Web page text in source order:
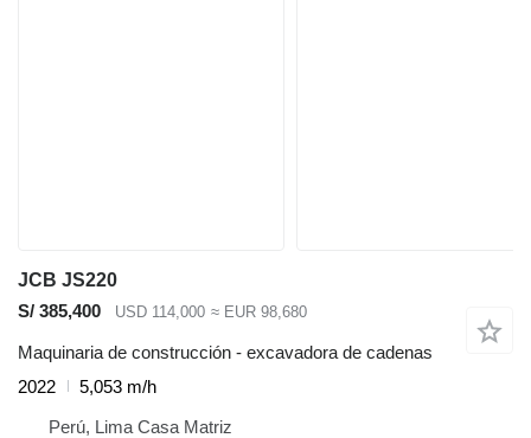
JCB JS220
S/ 385,400
USD 114,000 ≈ EUR 98,680
Maquinaria de construcción - excavadora de cadenas
2022
5,053 m/h
Perú, Lima Casa Matriz